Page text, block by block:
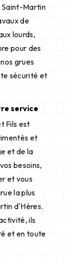
Saint-Martin
de
lourds,
pour des
grues
sécurité et
service
Fils est
et
et de la
besoins,
et vous
la plus
d'Hères.
ils
et en toute